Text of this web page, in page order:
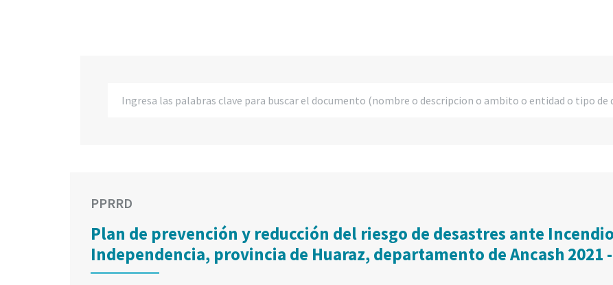
PPRRD
Plan de prevención y reducción del riesgo de desastres ante
Independencia, provincia de Huaraz, departamento de Ancash 2021